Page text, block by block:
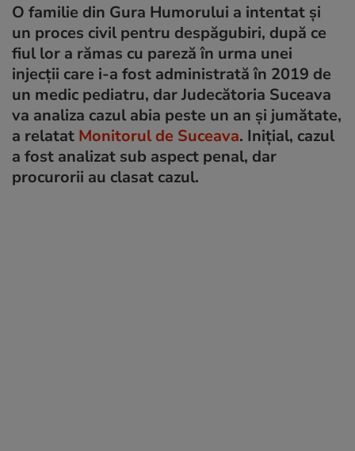
O familie din Gura Humorului a intentat și
un proces civil pentru despăgubiri, după ce
fiul lor a rămas cu pareză în urma unei
injecţii care i-a fost administrată în 2019 de
un medic pediatru, dar Judecătoria Suceava
va analiza cazul abia peste un an și jumătate,
a relatat Monitorul de Suceava. Inițial, cazul
a fost analizat sub aspect penal, dar
procurorii au clasat cazul.